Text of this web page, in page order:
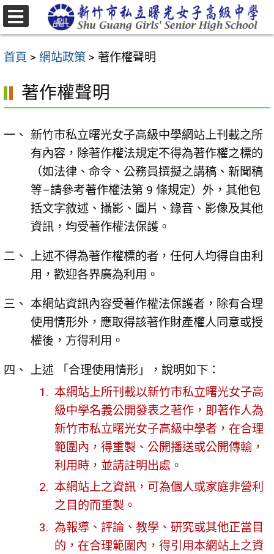
跳
至
要
容
首頁 > 網站政策 > 著作權聲明
著作權聲明
新竹市私立曙光女子高級中學網站上刊載之所
有內容，除著作權法規定不得為著作權之標的
（如法律、命令、公務員撰擬之講稿、新聞稿
等–請參考著作權法第 9 條規定）外，其他包
括文字敘述、攝影、圖片、錄音、影像及其他
資訊，均受著作權法保護。
上述不得為著作權標的者，任何人均得自由利
用，歡迎各界廣為利用。
本網站資訊內容受著作權法保護者，除有合理
使用情形外，應取得該著作財產權人同意或授
權後，方得利用。
上述 「合理使用情形」，說明如下：
本網站上所刊載以新竹市私立曙光女子高
級中學名義公開發表之著作，即著作人為
新竹市私立曙光女子高級中學者，在合理
範圍內，得重製、公開播送或公開傳輸，
利用時，並請註明出處。
本網站上之資訊，可為個人或家庭非營利
之目的而重製。
為報導、評論、教學、研究或其他正當目
的，在合理範圍內，得引用本網站上之資
選
單